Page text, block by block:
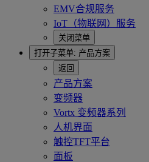
EMV合规服务
IoT（物联网）服务
关闭菜单
打开子菜单: 产品方案
返回
产品方案
变频器
Vortx 变频器系列
人机界面
触控TFT平台
面板